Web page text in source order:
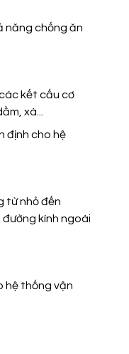
năng chống ăn
kết cấu cơ
xà...
định cho hệ
từ nhỏ đến
kính ngoài
hệ thống vận